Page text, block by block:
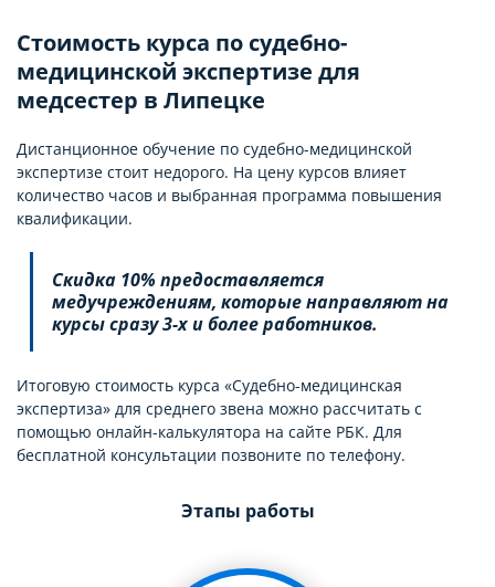
Стоимость курса по судебно-
медицинской экспертизе для
медсестер в Липецке
Дистанционное обучение по судебно-медицинской
экспертизе стоит недорого. На цену курсов влияет
количество часов и выбранная программа повышения
квалификации.
Скидка 10% предоставляется
медучреждениям, которые направляют на
курсы сразу 3-х и более работников.
Итоговую стоимость курса «Судебно-медицинская
экспертиза» для среднего звена можно рассчитать с
помощью онлайн-калькулятора на сайте РБК. Для
бесплатной консультации позвоните по телефону.
Этапы работы